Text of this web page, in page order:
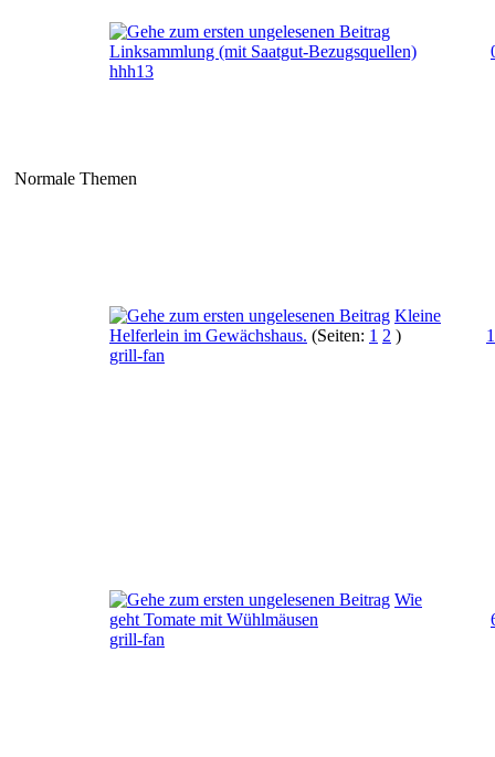
Linksammlung (mit Saatgut-Bezugsquellen)
hhh13
Normale Themen
Kleine
Helferlein im Gewächshaus. (Seiten: 1 2 )
grill-fan
Wie
geht Tomate mit Wühlmäusen
grill-fan